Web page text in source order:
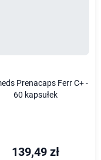
Prenacaps Ferr C+ -
60 kapsułek
139,49 zł